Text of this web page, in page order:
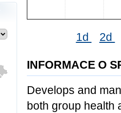
1d 2d
INFORMACE O
Develops and
both group health